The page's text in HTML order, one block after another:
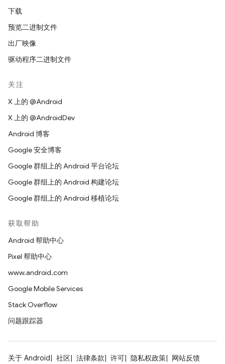
下载
预览二进制文件
出厂映像
驱动程序二进制文件
关注
X 上的 @Android
X 上的 @AndroidDev
Android 博客
Google 安全博客
Google 群组上的 Android 平台论坛
Google 群组上的 Android 构建论坛
Google 群组上的 Android 移植论坛
获取帮助
Android 帮助中心
Pixel 帮助中心
www.android.com
Google Mobile Services
Stack Overflow
问题跟踪器
关于 Android 社区 法律条款 许可 隐私权政策
网站反馈